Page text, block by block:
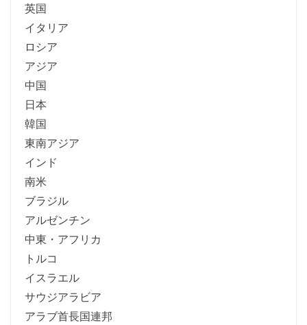
英国
イタリア
ロシア
アジア
中国
日本
韓国
東南アジア
インド
南米
ブラジル
アルゼンチン
中東・アフリカ
トルコ
イスラエル
サウジアラビア
アラブ首長国連邦